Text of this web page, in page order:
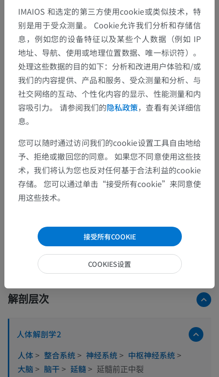
解剖层次
人体解剖学2
人体> 整合系统> 神经系统> 中枢神经系统>
大脑 > 脑干> 延髓> 延髓前正中裂
IMAIOS 和选定的第三方使用cookie或类似技术，特
别是用于受众测量。 Cookie允许我们分析和存储信
息，例如您的设备特征以及某些个人数据（例如 IP
地址、导航、使用或地理位置数据、唯一标识符）。
处理这些数据的目的如下：分析和改进用户体验和/或
我们的内容提供、产品和服务、受众测量和分析、与
社交网络的互动、个性化内容的显示、性能测量和内
容吸引力。 请参阅我们的隐私政策，查看有关详细信
息。
您可以随时通过访问我们的cookie设置工具自由地给
予、拒绝或撤回您的同意。 如果您不同意使用这些技
术，我们将认为您也反对任何基于合法利益的cookie
存储。 您可以通过单击“接受所有cookie”来同意使
用这些技术。
接受所有COOKIE
COOKIES设置